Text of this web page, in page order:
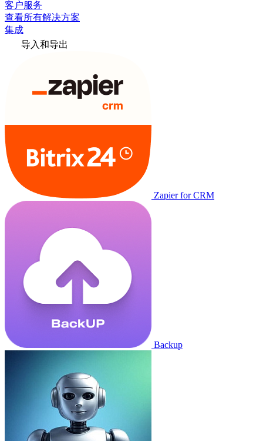
客户服务
查看所有解决方案
集成
导入和导出
Zapier for CRM
Backup